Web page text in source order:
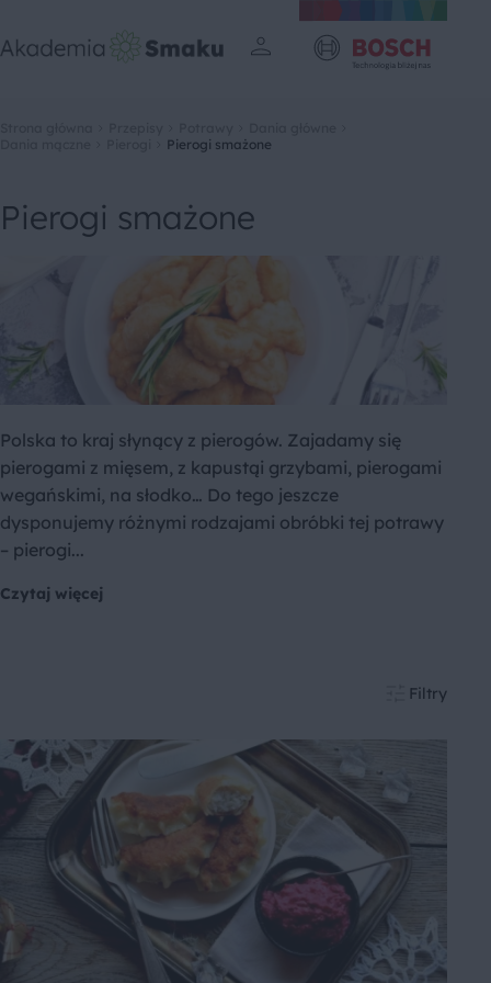
Pierogi smażone
Pierogi smażone
Polska to kraj słynący z pierogów. Zajadamy się
pierogami z mięsem, z kapustąi grzybami, pierogami
wegańskimi, na słodko… Do tego jeszcze
dysponujemy różnymi rodzajami obróbki tej potrawy
– pierogi...
Czytaj więcej
Filtry